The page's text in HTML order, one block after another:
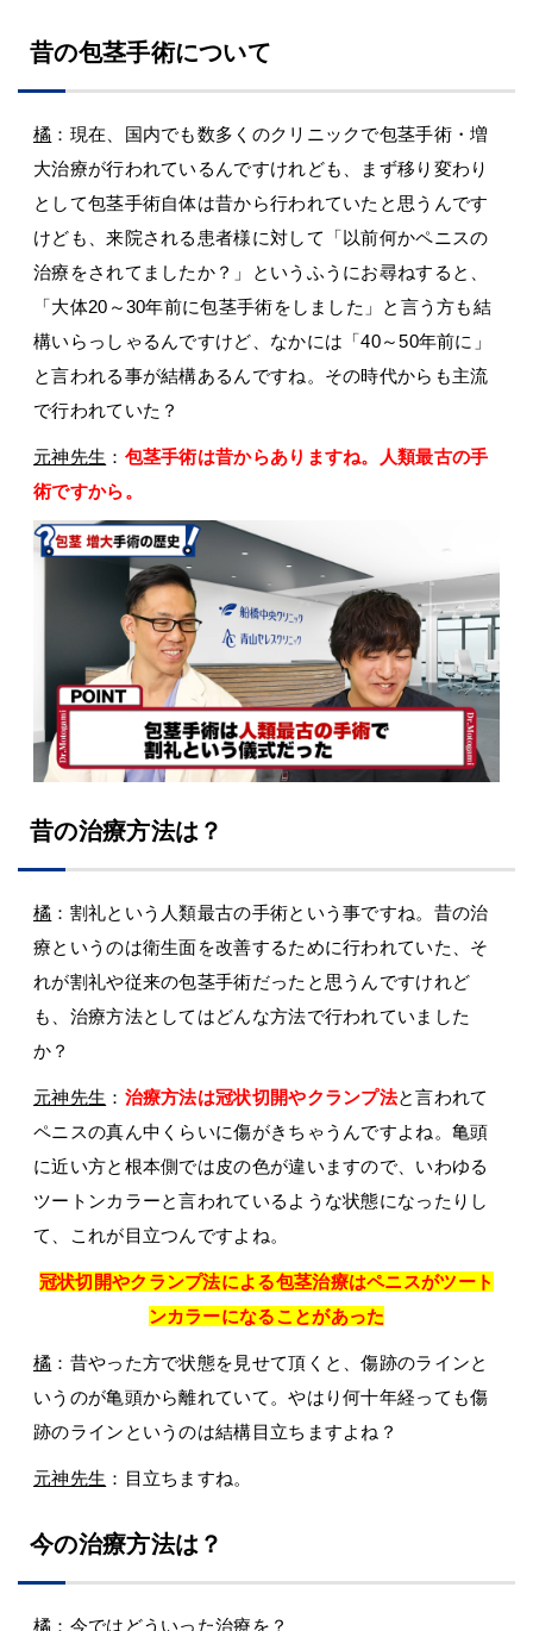
昔の包茎手術について
橘 ：現在、国内でも数多くのクリニックで包茎手術・増
大治療が行われているんですけれども、まず移り変わり
として包茎手術自体は昔から行われていたと思うんです
けども、来院される患者様に対して「以前何かペニスの
治療をされてましたか？」というふうにお尋ねすると、
「大体20～30年前に包茎手術をしました」と言う方も結
構いらっしゃるんですけど、なかには「40～50年前に」
と言われる事が結構あるんですね。その時代からも主流
で行われていた？
元神先生 ： 包茎手術は昔からありますね。人類最古の手
術ですから。
昔の治療方法は？
橘 ：割礼という人類最古の手術という事ですね。昔の治
療というのは衛生面を改善するために行われていた、そ
れが割礼や従来の包茎手術だったと思うんですけれど
も、治療方法としてはどんな方法で行われていました
か？
元神先生 ： 治療方法は冠状切開やクランプ法と言われて
ペニスの真ん中くらいに傷がきちゃうんですよね。亀頭
に近い方と根本側では皮の色が違いますので、いわゆる
ツートンカラーと言われているような状態になったりし
て、これが目立つんですよね。
冠状切開やクランプ法による包茎治療はペニスがツート
ンカラーになることがあった
橘 ：昔やった方で状態を見せて頂くと、傷跡のラインと
いうのが亀頭から離れていて。やはり何十年経っても傷
跡のラインというのは結構目立ちますよね？
元神先生 ：目立ちますね。
今の治療方法は？
橘 ：今ではどういった治療を？